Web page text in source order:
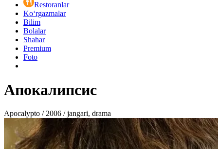
Restoranlar
Ko‘rgazmalar
Bilim
Bolalar
Shahar
Premium
Foto
Апокалипсис
Apocalypto / 2006 / jangari, drama